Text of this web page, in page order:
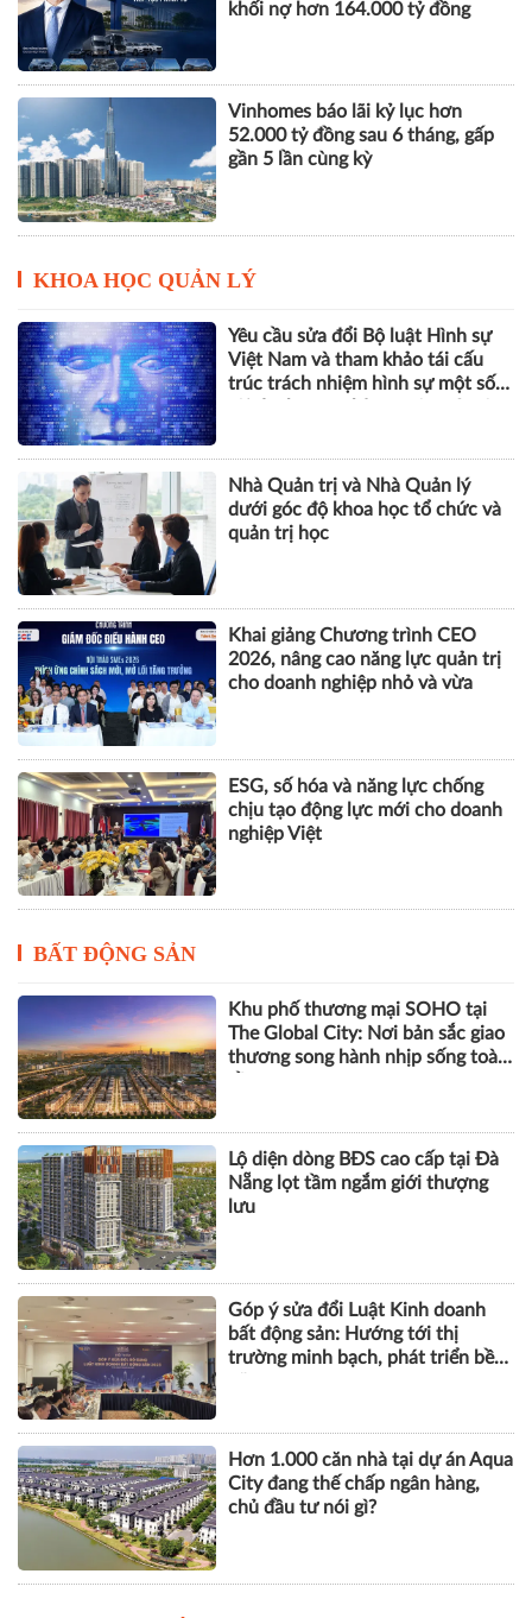
khối nợ hơn 164.000 tỷ đồng
Vinhomes báo lãi kỷ lục hơn
52.000 tỷ đồng sau 6 tháng, gấp
gần 5 lần cùng kỳ
KHOA HỌC QUẢN LÝ
Yêu cầu sửa đổi Bộ luật Hình sự
Việt Nam và tham khảo tái cấu
trúc trách nhiệm hình sự một số
Nhà Quản trị và Nhà Quản lý
dưới góc độ khoa học tổ chức và
quản trị học
Khai giảng Chương trình CEO
2026, nâng cao năng lực quản trị
cho doanh nghiệp nhỏ và vừa
ESG, số hóa và năng lực chống
chịu tạo động lực mới cho doanh
nghiệp Việt
BẤT ĐỘNG SẢN
Khu phố thương mại SOHO tại
The Global City: Nơi bản sắc giao
thương song hành nhịp sống toàn
Lộ diện dòng BĐS cao cấp tại Đà
Nẵng lọt tầm ngắm giới thượng
lưu
Góp ý sửa đổi Luật Kinh doanh
bất động sản: Hướng tới thị
trường minh bạch, phát triển bền
Hơn 1.000 căn nhà tại dự án Aqua
City đang thế chấp ngân hàng,
chủ đầu tư nói gì?